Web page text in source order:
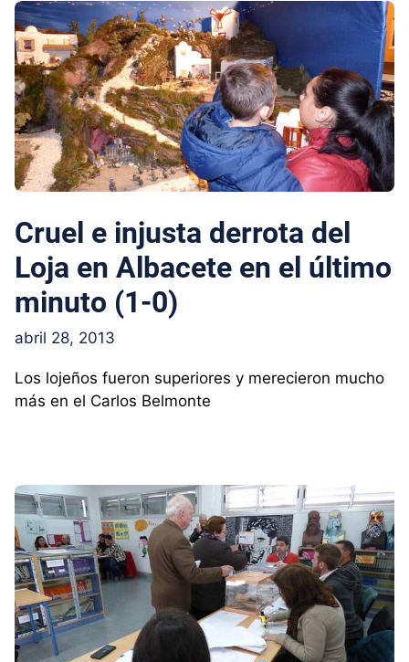
Cruel e injusta derrota del
Loja en Albacete en el último
minuto (1-0)
abril 28, 2013
Los lojeños fueron superiores y merecieron mucho
más en el Carlos Belmonte